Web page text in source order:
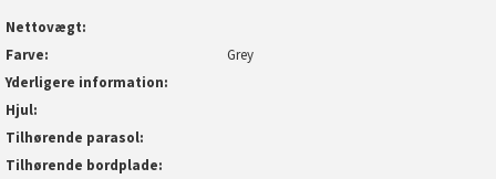
Nettovægt
Farve
Grey
Yderligere information
Hjul
Tilhørende parasol
Tilhørende bordplade